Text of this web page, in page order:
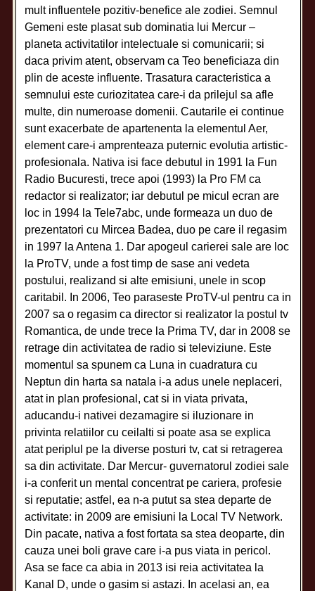
mult influentele pozitiv-benefice ale zodiei. Semnul
Gemeni este plasat sub dominatia lui Mercur –
planeta activitatilor intelectuale si comunicarii; si
daca privim atent, observam ca Teo beneficiaza din
plin de aceste influente. Trasatura caracteristica a
semnului este curiozitatea care-i da prilejul sa afle
multe, din numeroase domenii. Cautarile ei continue
sunt exacerbate de apartenenta la elementul Aer,
element care-i amprenteaza puternic evolutia artistic-
profesionala. Nativa isi face debutul in 1991 la Fun
Radio Bucuresti, trece apoi (1993) la Pro FM ca
redactor si realizator; iar debutul pe micul ecran are
loc in 1994 la Tele7abc, unde formeaza un duo de
prezentatori cu Mircea Badea, duo pe care il regasim
in 1997 la Antena 1. Dar apogeul carierei sale are loc
la ProTV, unde a fost timp de sase ani vedeta
postului, realizand si alte emisiuni, unele in scop
caritabil. In 2006, Teo paraseste ProTV-ul pentru ca in
2007 sa o regasim ca director si realizator la postul tv
Romantica, de unde trece la Prima TV, dar in 2008 se
retrage din activitatea de radio si televiziune. Este
momentul sa spunem ca Luna in cuadratura cu
Neptun din harta sa natala i-a adus unele neplaceri,
atat in plan profesional, cat si in viata privata,
aducandu-i nativei dezamagire si iluzionare in
privinta relatiilor cu ceilalti si poate asa se explica
atat periplul pe la diverse posturi tv, cat si retragerea
sa din activitate. Dar Mercur- guvernatorul zodiei sale
i-a conferit un mental concentrat pe cariera, profesie
si reputatie; astfel, ea n-a putut sa stea departe de
activitate: in 2009 are emisiuni la Local TV Network.
Din pacate, nativa a fost fortata sa stea deoparte, din
cauza unei boli grave care i-a pus viata in pericol.
Asa se face ca abia in 2013 isi reia activitatea la
Kanal D, unde o gasim si astazi. In acelasi an, ea